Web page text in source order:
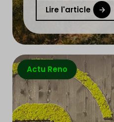
Lire l'article
Actu Reno